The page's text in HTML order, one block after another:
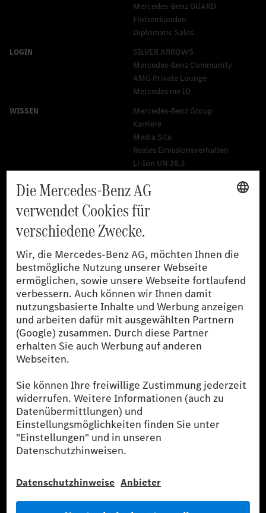
Mercedes‑Benz GUARD
Flottenkunden
Diplomatic Sales
SILVER ARROWS
Mercedes-Benz Community
AMG Private Lounge
Mercedes me ID
Mercedes-Benz Group
Karriere
Media Site
Reales Emissionsverhalten
Li-Ion UN 38.3
[1]
Die angegebenen Werte wurden nach dem vorgeschriebenen
Messverfahren WLTP (Worldwide harmonised Light-duty
vehicles Test Procedures) ermittelt. Der Kraftstoffverbrauch und
der CO₂-Ausstoß eines Pkw sind nicht nur von der effizienten
Ausnutzung des Kraftstoffs durch den Pkw, sondern auch vom
Fahrstil und anderen nichttechnischen Faktoren abhängig.